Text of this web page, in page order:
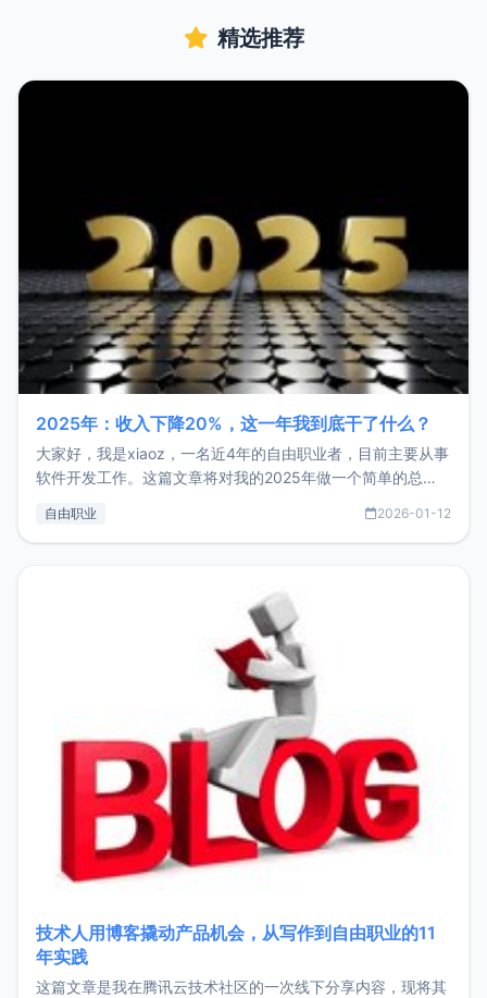
精选推荐
2025年：收入下降20%，这一年我到底干了什么？
大家好，我是xiaoz，一名近4年的自由职业者，目前主要从事
软件开发工作。这篇文章将对我的2025年做一个简单的总
收入下降20%，但却过得很充实，2026年不求突破，但求保
自由职业 2026-01-12
技术人用博客撬动产品机会，从写作到自由职业的11
年实践
这篇文章是我在腾讯云技术社区的一次线下分享内容，现将其